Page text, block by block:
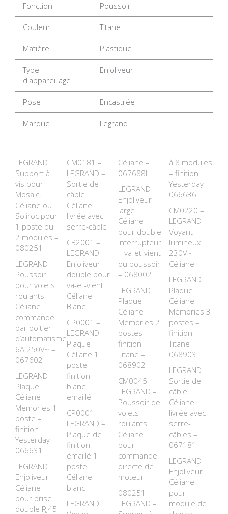
Fonction Poussoir
Couleur Titane
Matière Plastique
Type
d'appareillage
Enjoliveur
Pose Encastrée
Marque Legrand
LEGRAND
Support à
vis pour
Mosaic,
Céliane ou
Soliroc pour
1 poste ou
2 modules –
080251
LEGRAND
Poussoir
pour volets
roulants
Céliane
commande
par boitier
d’automatisme
6A 250V~ –
067602
LEGRAND
Plaque
Céliane
Memories 1
poste –
finition
Yesterday –
066631
LEGRAND
Enjoliveur
Céliane
pour prise
double RJ45
CM0181 –
LEGRAND –
Sortie de
câble
Céliane
livrée avec
serre-câble
CB2001 –
LEGRAND –
Enjoliveur
double pour
va-et-vient
Céliane
Blanc
CP0001 –
LEGRAND –
Plaque
Céliane 1
poste –
finition
blanc
emaillé
CP0001 –
LEGRAND –
Plaque de
finition
émaillé 1
poste
Céliane
blanc
LEGRAND
Céliane –
067688L
LEGRAND
Enjoliveur
large
Céliane
pour double
interrupteur
– va-et-vient
ou poussoir
– 068002
LEGRAND
Plaque
Céliane
Memories 2
postes –
finition
Titane –
068902
CM0045 –
LEGRAND –
Poussoir de
volets
roulants
Céliane
pour
commande
directe de
moteur
080251 –
LEGRAND –
à 8 modules
– finition
Yesterday –
066636
CM0220 –
LEGRAND –
Voyant
lumineux
230V~
Céliane
LEGRAND
Plaque
Céliane
Memories 3
postes –
finition
Titane –
068903
LEGRAND
Sortie de
câble
Céliane
livrée avec
serre-
câbles –
067181
LEGRAND
Enjoliveur
Céliane
pour
module de